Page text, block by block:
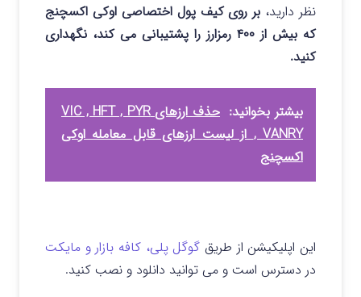
نظر دارید، بر روی کیف پول اختصاصی اوکی اکسچنج
که بیش از ۴۰۰ رمزارز را پشتیبانی می کند، نگهداری
کنید.
بیشتر بخوانید:
حذف ارزهای VIC , HFT , PYR
, VANRY از لیست ارزهای قابل معامله اوکی
اکسچنج
این اپلیکیشن از طریق گوگل پلی، کافه بازار و مایکت
در دسترس است و می توانید دانلود و نصب کنید.